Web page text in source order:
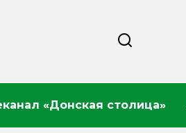
«Донская столица»